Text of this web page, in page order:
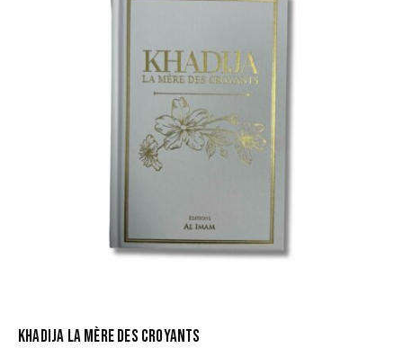
KHADIJA LA MÈRE DES CROYANTS